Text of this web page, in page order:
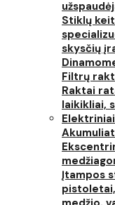
Stiklų
skysčių
Filtrų
Raktai
laikikliai,
Įtampos